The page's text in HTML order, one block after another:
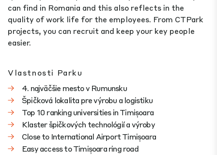
can find in Romania and this also reflects in the
quality of work life for the employees. From CTPark
projects, you can recruit and keep your key people
easier.
Vlastnosti Parku
4. najväčšie mesto v Rumunsku
Špičková lokalita pre výrobu a logistiku
Top 10 ranking universities in Timișoara
Klaster špičkových technológií a výroby
Close to International Airport Timișoara
Easy access to Timișoara ring road